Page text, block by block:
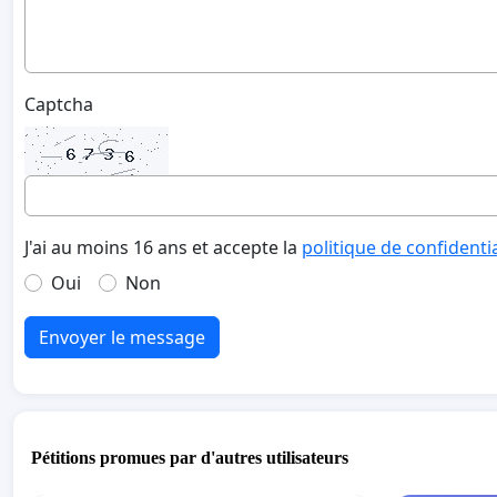
Captcha
J'ai au moins 16 ans et accepte la politique de
Oui
Non
Envoyer le message
Pétitions promues par d'autres utilisateurs